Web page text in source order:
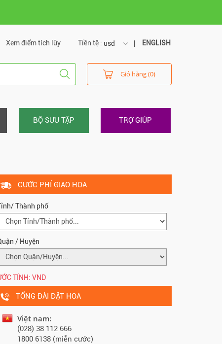
Tiền tệ : usd
usd
vnd
ENGLISH
Xem điểm tích lũy
Giỏ hàng (0)
BỘ SƯU TẬP TRỢ GIÚP
CƯỚC PHÍ GIAO HOA
Thành phố
/ Huyện
TÍNH: VND
TỔNG ĐÀI ĐẶT HOA
Việt nam:
(028) 38 112 666
1800 6138 (miễn cước)